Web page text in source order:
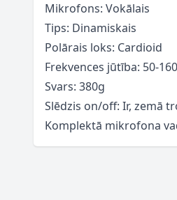
Mikrofons: Vokālais
Tips: Dinamiskais
Polārais loks: Cardioid
Frekvences jūtība: 50-
Svars: 380g
Slēdzis on/off: Ir, zemā
Komplektā mikrofona